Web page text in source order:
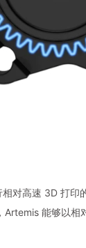
对高速 3D 打
能够以相